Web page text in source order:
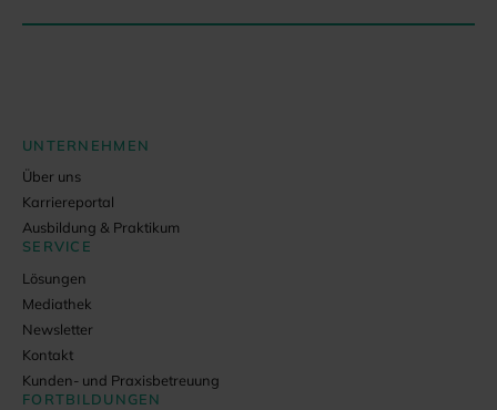
UNTERNEHMEN
Über uns
Karriereportal
Ausbildung & Praktikum
SERVICE
Lösungen
Mediathek
Newsletter
Kontakt
Kunden- und Praxisbetreuung
FORTBILDUNGEN